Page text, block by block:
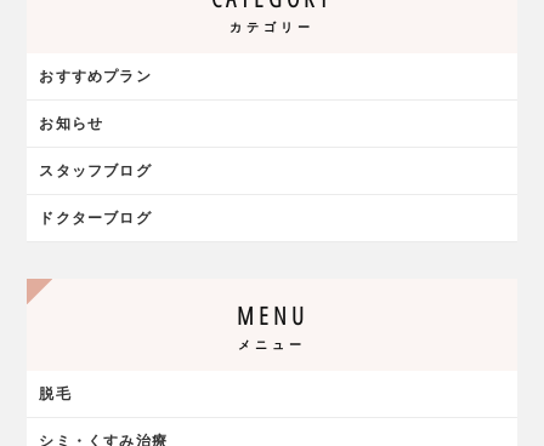
カテゴリー
おすすめプラン
お知らせ
スタッフブログ
ドクターブログ
MENU
メニュー
脱毛
シミ・くすみ治療